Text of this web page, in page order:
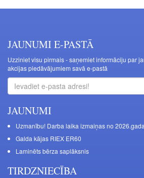
JAUNUMI E-PASTĀ
Uzziniet visu pirmais - saņemiet informāciju par
akcijas piedāvājumiem savā e-pastā
JAUNUMI
Uzmanību! Darba laika izmaiņas no
Galda kājas RIEX ER60
Laminēts bērza saplāksnis
TIRDZNIECĪBA